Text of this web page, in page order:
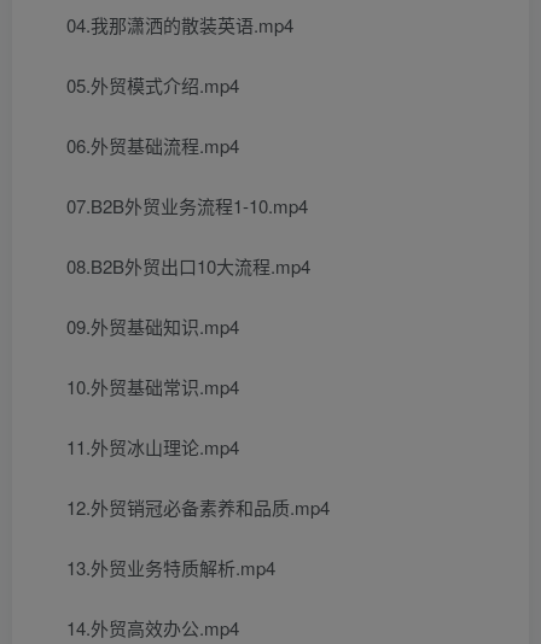
04.我那潇洒的散装英语.mp4
05.外贸模式介绍.mp4
06.外贸基础流程.mp4
07.B2B外贸业务流程1-10.mp4
08.B2B外贸出口10大流程.mp4
09.外贸基础知识.mp4
10.外贸基础常识.mp4
11.外贸冰山理论.mp4
12.外贸销冠必备素养和品质.mp4
13.外贸业务特质解析.mp4
14.外贸高效办公.mp4